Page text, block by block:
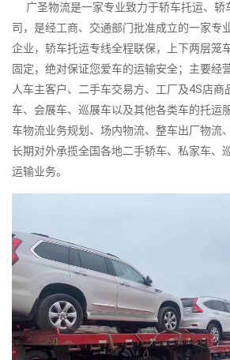
广圣物流是一家专业致力于轿车托运、轿
司，是经工商、交通部门批准成立的一家专
企业，轿车托运专线全程联保，上下两层笼
固定，绝对保证您爱车的运输安全；主要经
人车主客户、二手车交易方、工厂及4S店商
车、会展车、巡展车以及其他各类车的托运
车物流业务规划、场内物流、整车出厂物流
长期对外承揽全国各地二手轿车、私家车、
运输业务。